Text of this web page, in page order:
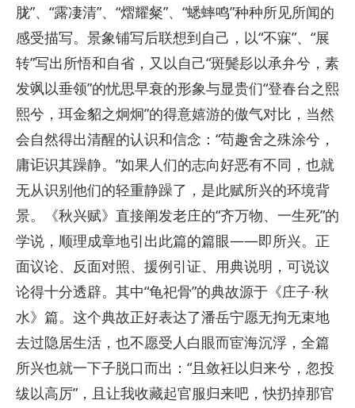
胧”、“露凄清”、“熠耀粲”、“蟋蟀鸣”种种所见所闻的
感受描写。景象铺写后联想到自己，以“不寐”、“展
转”写出所悟和自省，又以自己“斑鬓髟以承弁兮，素
发飒以垂领”的忧思早衰的形象与显贵们“登春台之熙
熙兮，珥金貂之炯炯”的得意嬉游的傲气对比，当然
会自然得出清醒的认识和信念：“苟趣舍之殊涂兮，
庸讵识其躁静。”如果人们的志向好恶有不同，也就
无从识别他们的轻重静躁了，是此赋所兴的环境背
景。《秋兴赋》直接阐发老庄的“齐万物、一生死”的
学说，顺理成章地引出此篇的篇眼——即所兴。正
面议论、反面对照、援例引证、用典说明，可说议
论得十分透辟。其中“龟祀骨”的典故源于《庄子·秋
水》篇。这个典故正好表达了潘岳宁愿无拘无束地
去过隐居生活，也不愿受人白眼而宦海沉浮，全篇
所兴也就一下子脱口而出：“且敛衽以归来兮，忽投
绂以高厉”，且让我收藏起官服归来吧，快扔掉那官